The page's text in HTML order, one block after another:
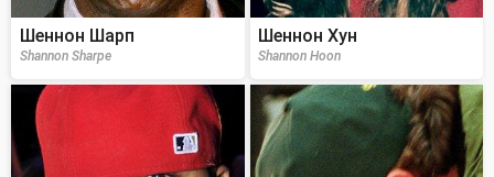
Шеннон Шарп
Shannon Sharpe
Шеннон Хун
Shannon Hoon